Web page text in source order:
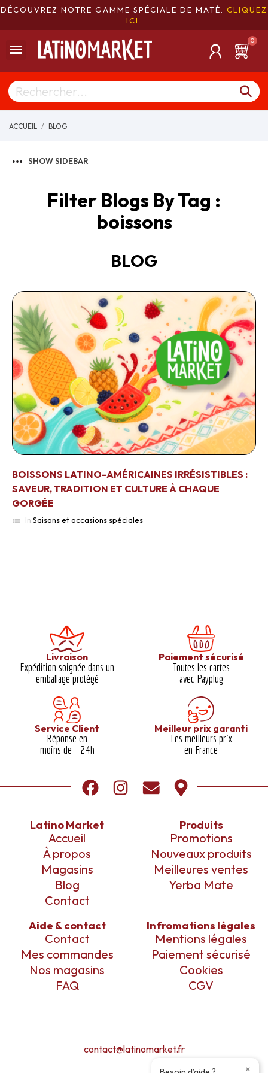
DÉCOUVREZ NOTRE GAMME SPÉCIALE DE MATÉ. CLIQUEZ
ICI
ACCUEIL BLOG
SHOW SIDEBAR
Filter Blogs By Tag :
boissons
BLOG
BOISSONS LATINO-AMÉRICAINES IRRÉSISTIBLES :
SAVEUR, TRADITION ET CULTURE À CHAQUE
GORGÉE
list In:Saisons et occasions spéciales
Livraison
Expédition soignée dans un
emballage protégé​
Paiement sécurisé
Toutes les cartes
avec Payplug
Service Client
Réponse en
moins de 24h
Meilleur prix garanti​
Les meilleurs prix
en France
Latino Market
Accueil
À propos
Magasins
Blog
Contact
Produits
Promotions
Nouveaux produits
Meilleures ventes
Yerba Mate
Aide & contact
Contact
Mes commandes
Nos magasins
FAQ
Infromations légales
Mentions légales
Paiement sécurisé
Cookies
CGV
contact@latinomarket.fr
×